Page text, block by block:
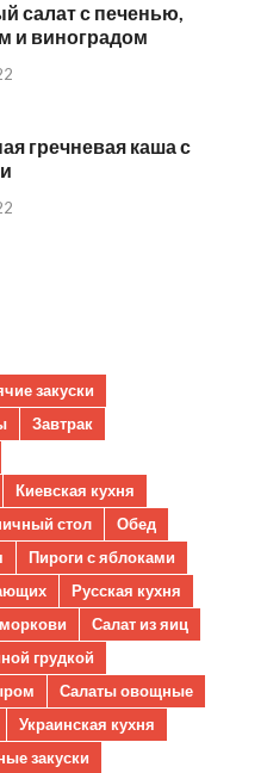
салат с печенью,
и виноградом
гречневая каша с
закуски
Завтрак
Киевская кухня
стол
Обед
Пироги с яблоками
Русская кухня
Салат из яиц
грудкой
Салаты овощные
Украинская кухня
закуски